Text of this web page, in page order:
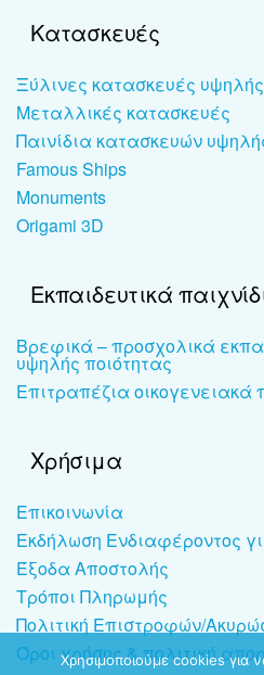
Κατασκευές
Ξύλινες κατασκευές
Μεταλλικές κατασκευές
Παινίδια κατασκευών
Famous Ships
Monuments
Origami 3D
Εκπαιδευτικά
Βρεφικά – προσχολικά
υψηλής ποιότητας
Επιτραπέζια οικογενειακά
Χρήσιμα
Επικοινωνία
Εκδήλωση Ενδιαφέροντος
Έξοδα Αποστολής
Τρόποι Πληρωμής
Πολιτική Επιστροφών/
Όροι χρήσης & πολιτική
Χρησιμοποιούμε cookies για